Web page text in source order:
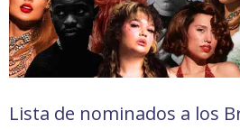
Lista de nominados a los